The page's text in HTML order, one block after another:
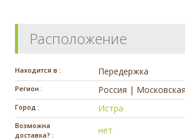
Расположение
Находится в : Передержка
Регион : Россия |
Город : Истра
Возможна
доставка? :
нет